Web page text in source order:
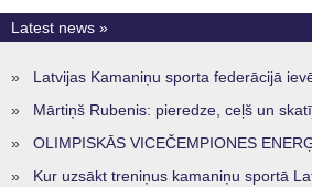
Latest news »
» Latvijas Kamaniņu sporta federācijā ievēlēta vadība
» Mārtiņš Rubenis: pieredze, ceļš un skatījums uz
» OLIMPISKĀS VICEČEMPIONES ENERĢIJA
» Kur uzsākt treniņus kamaniņu sportā Latvijā? Iespējas